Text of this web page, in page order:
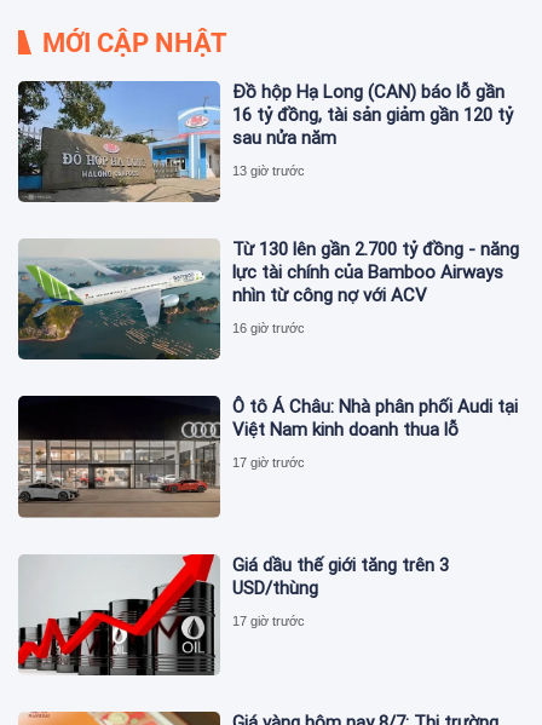
MỚI CẬP NHẬT
Đồ hộp Hạ Long (CAN) báo lỗ gần
16 tỷ đồng, tài sản giảm gần 120 tỷ
sau nửa năm
13 giờ trước
Từ 130 lên gần 2.700 tỷ đồng - năng
lực tài chính của Bamboo Airways
nhìn từ công nợ với ACV
16 giờ trước
Ô tô Á Châu: Nhà phân phối Audi tại
Việt Nam kinh doanh thua lỗ
17 giờ trước
Giá dầu thế giới tăng trên 3
USD/thùng
17 giờ trước